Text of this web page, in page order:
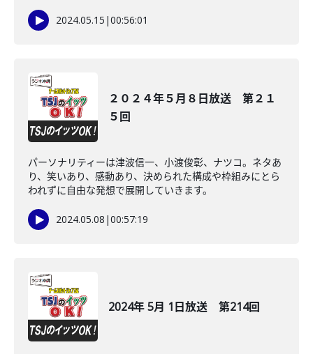
2024.05.15 |00:56:01
２０２４年５月８日放送 第２１
５回
パーソナリティーは津波信一、小渡俊彰、ナツコ。ネタあ
り、笑いあり、感動あり、決められた構成や枠組みにとら
われずに自由な発想で展開していきます。
2024.05.08 |00:57:19
2024年 5月 1日放送 第214回